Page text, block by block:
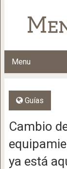
Menu
Guías
Cambio
ya está